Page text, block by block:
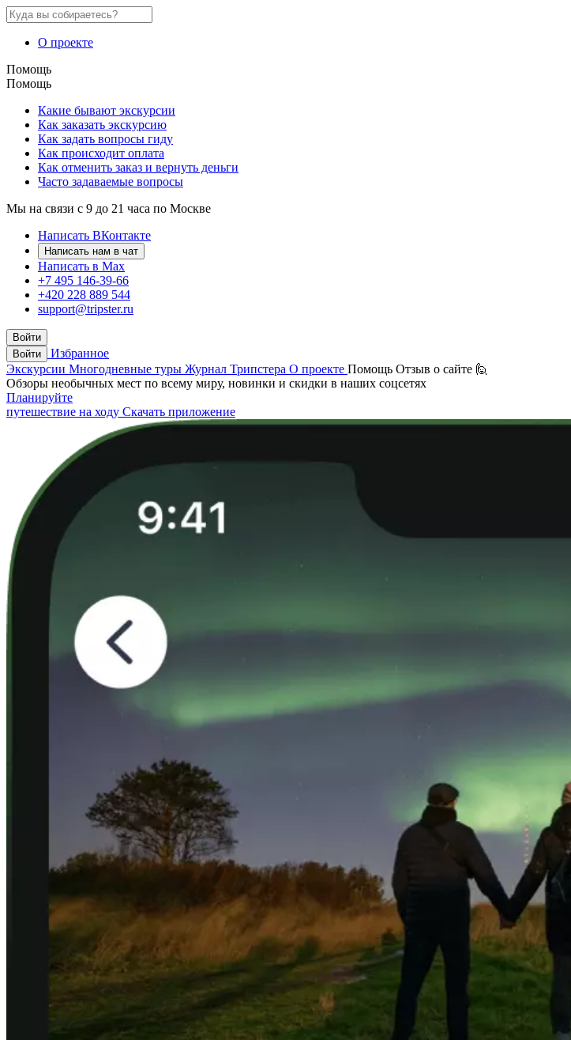
О проекте
Помощь
Помощь
Какие бывают экскурсии
Как заказать экскурсию
Как задать вопросы гиду
Как происходит оплата
Как отменить заказ и вернуть деньги
Часто задаваемые вопросы
Мы на связи с 9 до 21 часа по Москве
Написать ВКонтакте
Написать нам в чат
Написать в Max
+7 495 146-39-66
+420 228 889 544
support@tripster.ru
Войти
Войти
Избранное
Экскурсии Многодневные туры Журнал Трипстера О проекте Помощь Отзыв о сайте 🙋
Обзоры необычных мест по всему миру, новинки и скидки в наших соцсетях
Планируйте
путешествие на ходу Скачать приложение